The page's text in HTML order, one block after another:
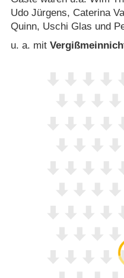
Udo Jürgens, Caterina
Quinn, Uschi Glas und
u. a. mit